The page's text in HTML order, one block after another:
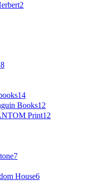
2
14
Books12
Print12
7
House6